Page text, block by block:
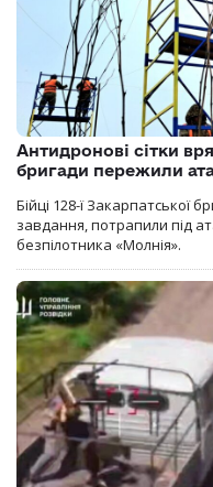
Антидронові сітки
бригади пережили
Бійці 128-ї Закарпатської
завдання, потрапили під
безпілотника «Молнія».